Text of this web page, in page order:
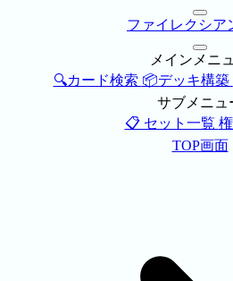
ファイレクシア
メインメニ
🔍カード検索 📦デッキ構築
サブメニュ
📋 セット一覧
TOP画面